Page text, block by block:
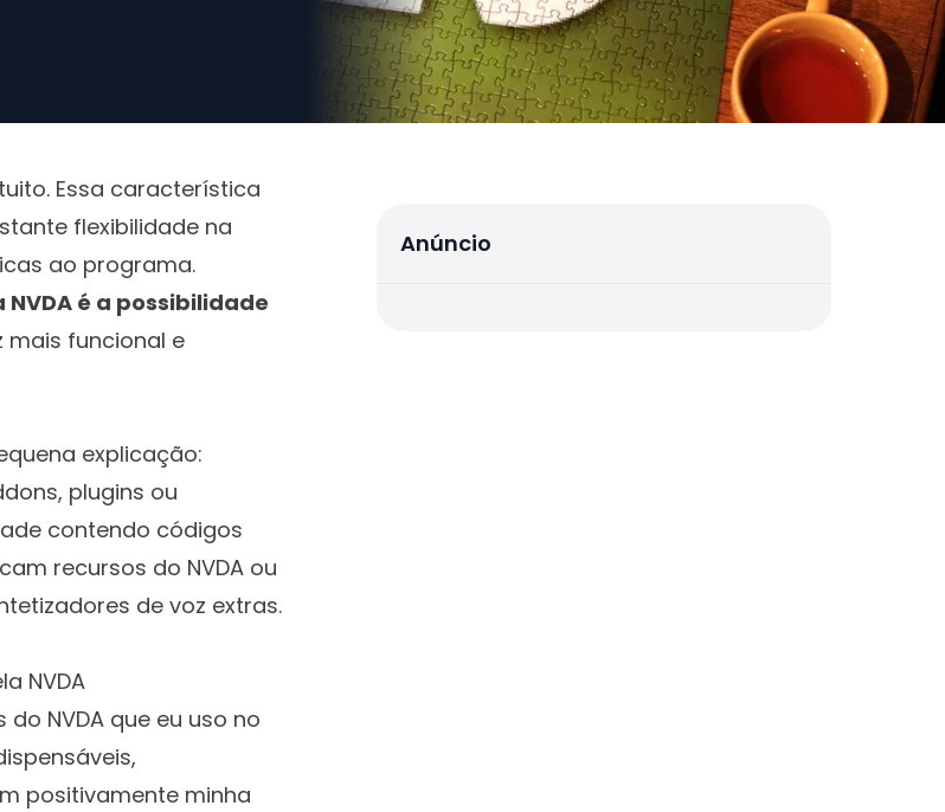
Essa característica
flexibilidade na
ao programa.
é a possibilidade
mais funcional e
explicação:
plugins ou
contendo códigos
recursos do NVDA ou
de voz extras.
NVDA
NVDA que eu uso no
positivamente minha
Anúncio